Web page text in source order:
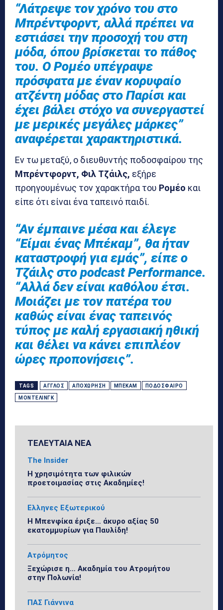
“Λάτρεψε τον χρόνο του στο
Μπρέντφορντ, αλλά πρέπει να
εστιάσει την προσοχή του στη
μόδα, όπου βρίσκεται το πάθος
του. Ο Ρομέο υπέγραψε
πρόσφατα με έναν κορυφαίο
ατζέντη μόδας στο Παρίσι και
έχει βάλει στόχο να συνεργαστεί
με μερικές μεγάλες μάρκες”
αναφέρεται χαρακτηριστικά.
Εν τω μεταξύ, ο διευθυντής ποδοσφαίρου της
Μπρέντφορντ, Φιλ Τζάιλς, εξήρε
προηγουμένως τον χαρακτήρα του Ρομέο και
είπε ότι είναι ένα ταπεινό παιδί.
“Αν έμπαινε μέσα και έλεγε
“Είμαι ένας Μπέκαμ”, θα ήταν
καταστροφή για εμάς”, είπε ο
Τζάιλς στο podcast Performance.
“Αλλά δεν είναι καθόλου έτσι.
Μοιάζει με τον πατέρα του
καθώς είναι ένας ταπεινός
τύπος με καλή εργασιακή ηθική
και θέλει να κάνει επιπλέον
ώρες προπονήσεις”.
TAGS ΆΓΓΛΟΣ ΑΠΟΧΏΡΗΣΗ ΜΠΈΚΑΜ ΠΟΔΌΣΦΑΙΡΟ
ΜΌΝΤΕΛΙΝΓΚ
ΤΕΛΕΥΤΑΙΑ ΝΕΑ
The Insider
Η χρησιμότητα των φιλικών
προετοιμασίας στις Ακαδημίες!
Ελληνες Εξωτερικού
Η Μπενφίκα έριξε… άκυρο αξίας 50
εκατομμυρίων για Παυλίδη!
Ατρόμητος
Ξεχώρισε η… Ακαδημία του Ατρομήτου
στην Πολωνία!
ΠΑΣ Γιάννινα